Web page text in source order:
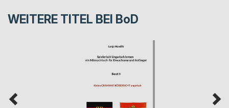
WEITERE TITEL BEI BoD